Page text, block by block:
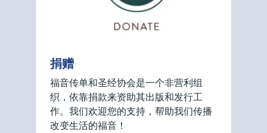
捐赠
福音传单和圣经协会是一个非营利组
织，依靠捐款来资助其出版和发行工
作。我们欢迎您的支持，帮助我们传播
改变生活的福音！